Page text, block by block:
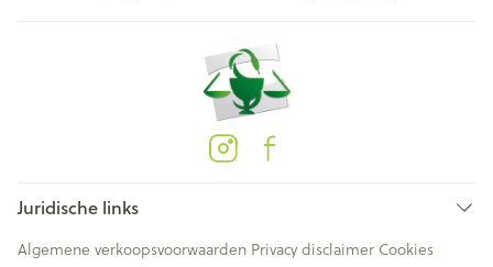
Juridische links
Algemene verkoopsvoorwaarden Privacy disclaimer Cookies